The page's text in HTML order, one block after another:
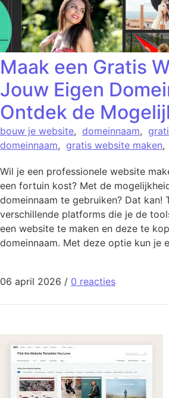
Maak een Gratis
Jouw Eigen
Ontdek de
bouw je website, domeinnaam,
domeinnaam, gratis website maken,
Wil je een professionele website
een fortuin kost? Met de
domeinnaam te gebruiken? Dat kan!
verschillende platforms die je de
een website te maken en deze te
domeinnaam. Met deze optie kun je
06 april 2026 / 0 reacties